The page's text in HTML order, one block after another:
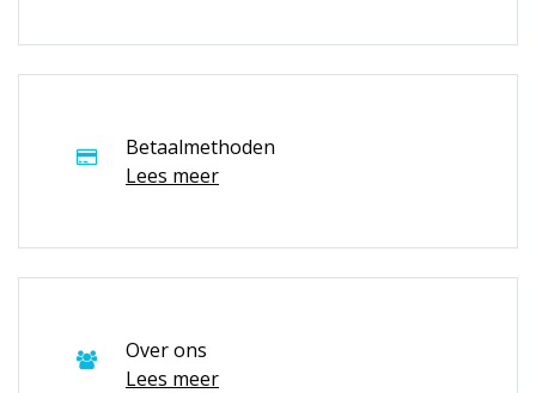
Betaalmethoden
Lees meer
Over ons
Lees meer